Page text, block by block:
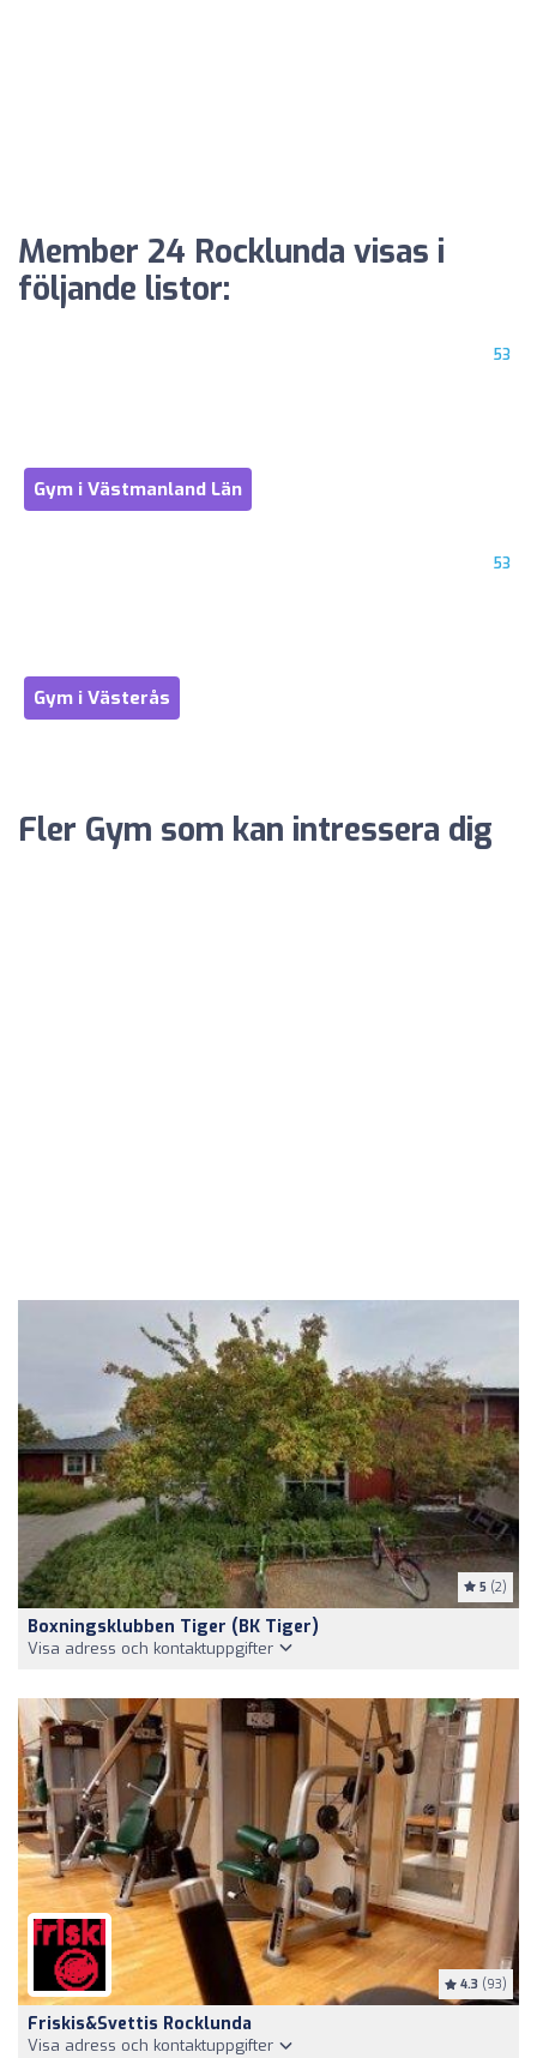
Member 24 Rocklunda visas i
följande listor:
53
Gym i Västmanland Län
53
Gym i Västerås
Fler Gym som kan intressera dig
5 (2)
Boxningsklubben Tiger (BK Tiger)
Visa adress och kontaktuppgifter
4.3 (93)
Friskis&Svettis Rocklunda
Visa adress och kontaktuppgifter